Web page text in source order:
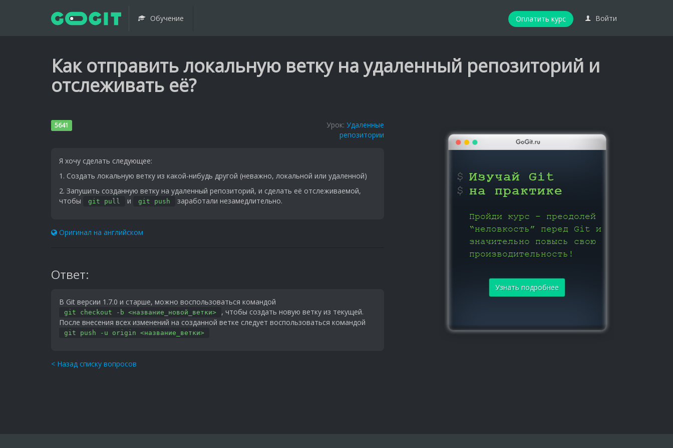
Обучение Оплатить курс Войти
Как отправить локальную ветку на удаленный репозиторий и
отслеживать её?
5641 Урок: Удаленные
репозитории
Я хочу сделать следующее:
1. Создать локальную ветку из какой-нибудь другой (неважно, локальной или удаленной)
2. Запушить созданную ветку на удаленный репозиторий, и сделать её отслеживаемой,
чтобы
git pull и git push заработали незамедлительно.
Оригинал на английском
Ответ:
В Git версии 1.7.0 и старше, можно воспользоваться командой
git checkout -b <название_новой_ветки>
, чтобы создать новую ветку из текущей.
После внесения всех изменений на созданной ветке следует воспользоваться командой
git push -u origin <название_ветки>
< Назад списку вопросов
Изучай Git
на практике
Пройди курс – преодолей
“неловкость” перед Git и
значительно повысь свою
производительность!
Узнать подробнее